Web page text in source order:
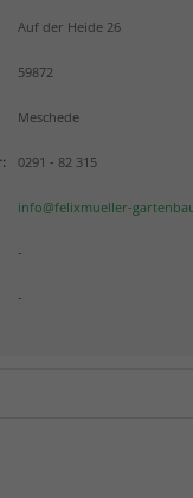
sit amet,
ligula eget dolor.
nascetur ridiculus
Auf der Heide 26
59872
Meschede
0291 - 82 315
info@felixmueller-
-
-